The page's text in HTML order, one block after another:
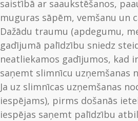
saistībā ar saaukstēšanos,
muguras sāpēm, vemšanu un
Dažādu traumu (apdegumu,
gadījumā palīdzību sniedz
neatliekamos gadījumos, kad
saņemt slimnīcu uzņemšanas
Ja uz slimnīcas uzņemšanas
iespējams), pirms došanās
iespējas saņemt palīdzību